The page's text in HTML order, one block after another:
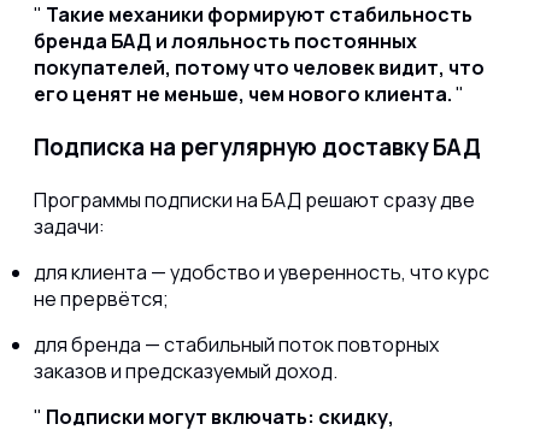
Такие механики формируют стабильность
бренда БАД и лояльность постоянных
покупателей, потому что человек видит, что
его ценят не меньше, чем нового клиента.
Подписка на регулярную доставку БАД
Программы подписки на БАД решают сразу две
задачи:
для клиента — удобство и уверенность, что курс
не прервётся;
для бренда — стабильный поток повторных
заказов и предсказуемый доход.
Подписки могут включать: скидку,